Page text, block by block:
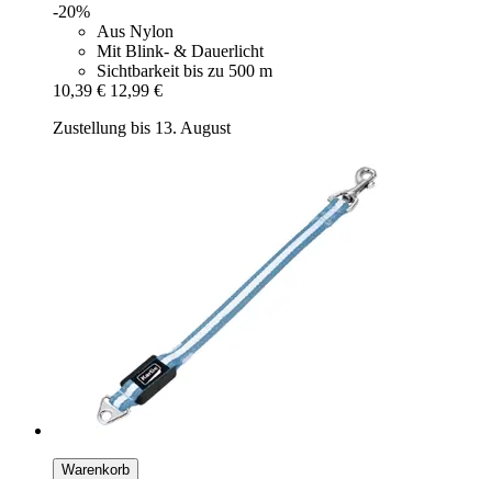
-20%
Aus Nylon
Mit Blink- & Dauerlicht
Sichtbarkeit bis zu 500 m
10,39 € 12,99 €
Zustellung bis 13. August
Warenkorb